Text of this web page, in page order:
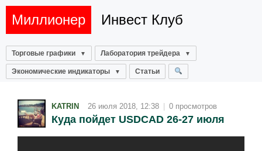
Миллионер Инвест Клуб
Торговые графики Лаборатория трейдера
Экономические индикаторы Статьи
KATRIN 26 июля 2018, 12:38 | 0 просмотров
Куда пойдет USDCAD 26-27 июля